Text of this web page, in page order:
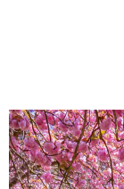
About